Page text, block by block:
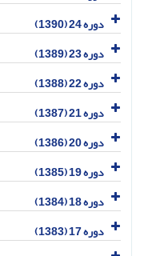
دوره 24 (1390)
دوره 23 (1389)
دوره 22 (1388)
دوره 21 (1387)
دوره 20 (1386)
دوره 19 (1385)
دوره 18 (1384)
دوره 17 (1383)